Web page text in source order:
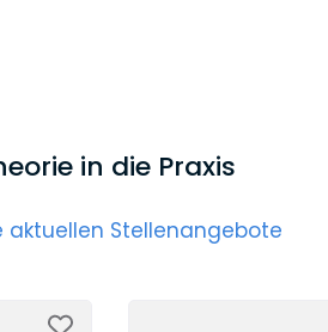
in die Praxis
aktuellen Stellenangebote